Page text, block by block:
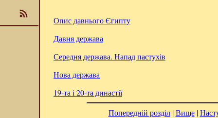
Опис давнього Єгипту
Давня держава
Середня держава. Напад пастухів
Нова держава
19-та і 20-та династії
Попередній розділ|Вище|